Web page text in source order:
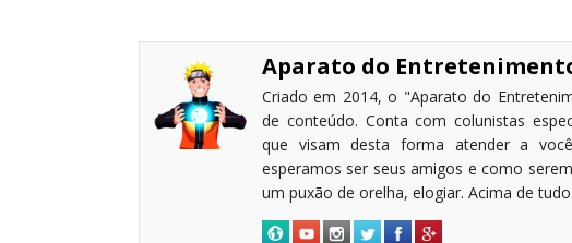
Aparato do
Criado em 2014, o "Aparato do
de conteúdo. Conta com colunistas
que visam desta forma atender a
esperamos ser seus amigos e como
um puxão de orelha, elogiar. Acima de